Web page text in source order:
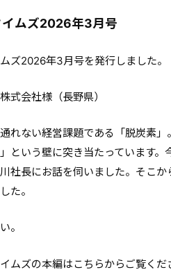
ムズ2026年3月号
ズ2026年3月号を発行しました。
式会社様（長野県）
れない経営課題である「脱炭素
という壁に突き当たっています
社長にお話を伺いました。そこ
た。
。
ムズの本編はこちらからご覧く